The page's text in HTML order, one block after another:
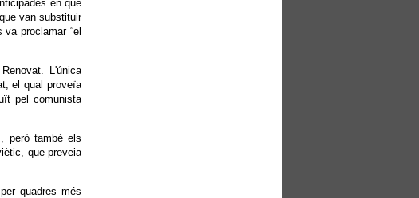
en què
van substituir
proclamar “el
L'única
el qual proveïa
pel comunista
però també els
que preveia
quadres més